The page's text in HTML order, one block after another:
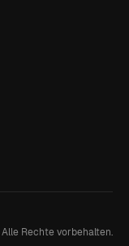
Alle Rechte vorbehalten.